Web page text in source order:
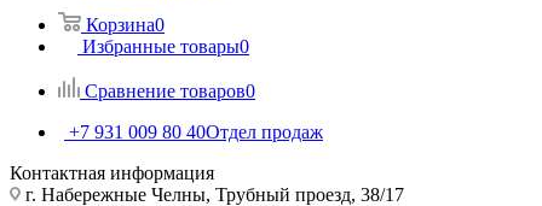
Корзина0
Избранные товары0
Сравнение товаров0
+7 931 009 80 40Отдел продаж
Контактная информация
г. Набережные Челны, Трубный проезд, 38/17